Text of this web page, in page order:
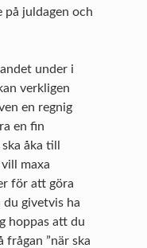
på juldagen och
under i
verkligen
en regnig
en fin
åka till
maxa
för att göra
du givetvis ha
hoppas att du
frågan ”när ska